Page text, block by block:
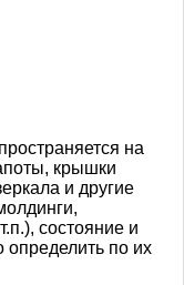
на
крышки
и другие
состояние и
определить по их